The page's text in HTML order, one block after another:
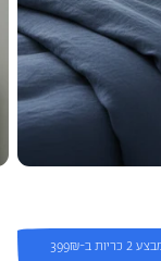
2 כריות ב-399₪